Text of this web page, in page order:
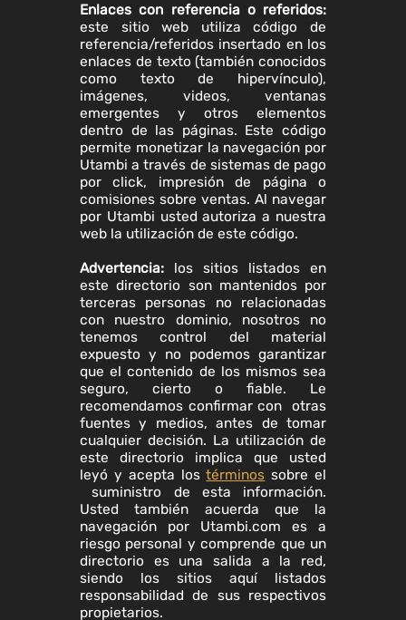
Enlaces con referencia o referidos:
este sitio web utiliza código de
referencia/referidos insertado en los
enlaces de texto (también conocidos
como texto de hipervínculo),
imágenes, videos, ventanas
emergentes y otros elementos
dentro de las páginas. Este código
permite monetizar la navegación por
Utambi a través de sistemas de pago
por click, impresión de página o
comisiones sobre ventas. Al navegar
por Utambi usted autoriza a nuestra
web la utilización de este código.
Advertencia: los sitios listados en
este directorio son mantenidos por
terceras personas no relacionadas
con nuestro dominio, nosotros no
tenemos control del material
expuesto y no podemos garantizar
que el contenido de los mismos sea
seguro, cierto o fiable. Le
recomendamos confirmar con otras
fuentes y medios, antes de tomar
cualquier decisión. La utilización de
este directorio implica que usted
leyó y acepta lostérminos sobre el
suministro de esta información.
Usted también acuerda que la
navegación por Utambi.com es a
riesgo personal y comprende que un
directorio es una salida a la red,
siendo los sitios aquí listados
responsabilidad de sus respectivos
propietarios.